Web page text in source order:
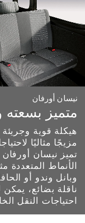
متميز
نيسان أورفان
هيكلة قوية
مزيجًا مثاليًا
تميز نيسان
الأنماط المتعددة
وبانل وندو أو
ناقلة بضائع،
احتياجات النقل